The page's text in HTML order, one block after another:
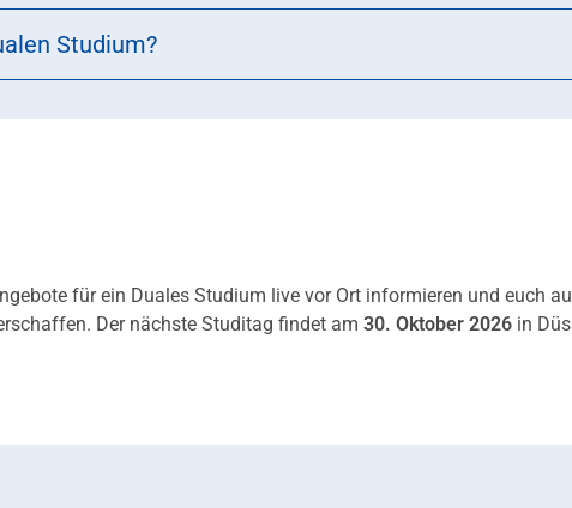
Studium?
für ein Duales Studium live vor Ort informieren und euch
Der nächste Studitag findet am 30. Oktober 2026 in